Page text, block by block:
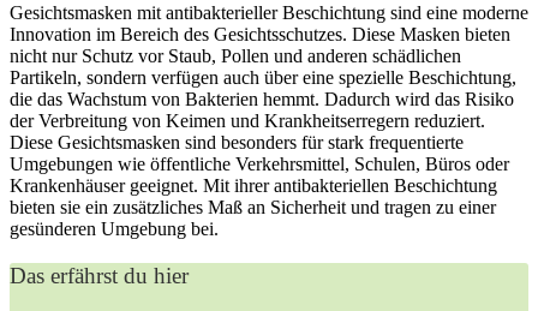
Gesichtsmasken mit antibakterieller Beschichtung sind eine moderne
Innovation im Bereich des Gesichtsschutzes. Diese Masken bieten
nicht nur Schutz vor Staub, Pollen und anderen schädlichen
Partikeln, sondern verfügen auch über eine spezielle Beschichtung,
die das Wachstum von Bakterien hemmt. Dadurch wird das Risiko
der Verbreitung von Keimen und Krankheitserregern reduziert.
Diese Gesichtsmasken sind besonders für stark frequentierte
Umgebungen wie öffentliche Verkehrsmittel, Schulen, Büros oder
Krankenhäuser geeignet. Mit ihrer antibakteriellen Beschichtung
bieten sie ein zusätzliches Maß an Sicherheit und tragen zu einer
gesünderen Umgebung bei.
Das erfährst du hier